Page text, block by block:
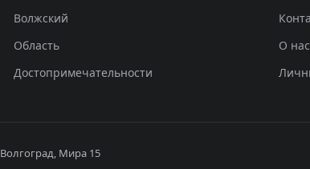
Волжский
Область
Достопримечательности
О нас
Волгоград, Мира 15